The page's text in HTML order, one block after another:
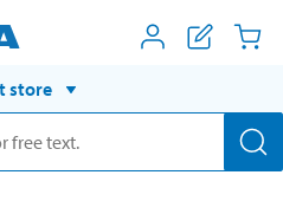
store